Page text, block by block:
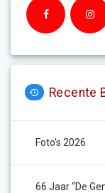
Recente
Foto’s 2026
66 Jaar “De